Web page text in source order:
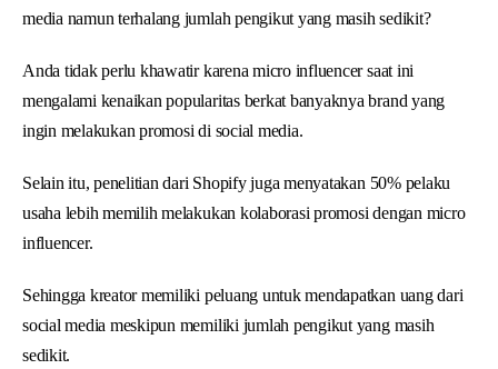
media namun terhalang jumlah pengikut yang masih sedikit?
Anda tidak perlu khawatir karena micro influencer saat ini
mengalami kenaikan popularitas berkat banyaknya brand yang
ingin melakukan promosi di social media.
Selain itu, penelitian dari Shopify juga menyatakan 50% pelaku
usaha lebih memilih melakukan kolaborasi promosi dengan micro
influencer.
Sehingga kreator memiliki peluang untuk mendapatkan uang dari
social media meskipun memiliki jumlah pengikut yang masih
sedikit.